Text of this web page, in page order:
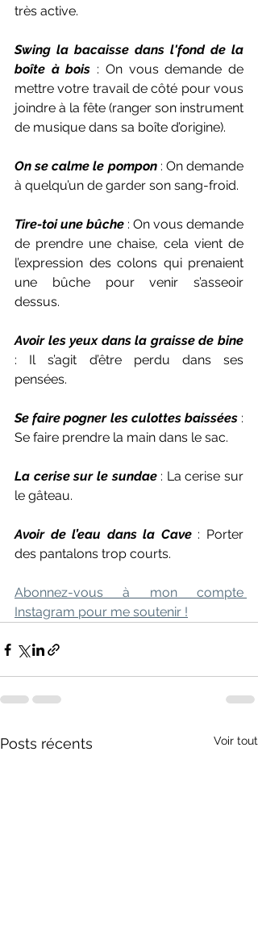
très active.
Swing la bacaisse dans l'fond de la
boîte à bois : On vous demande de
mettre votre travail de côté pour vous
joindre à la fête (ranger son instrument
de musique dans sa boîte d’origine).
On se calme le pompon : On demande
à quelqu’un de garder son sang-froid.
Tire-toi une bûche : On vous demande
de prendre une chaise, cela vient de
l’expression des colons qui prenaient
une bûche pour venir s’asseoir
dessus.
Avoir les yeux dans la graisse de bine
: Il s’agit d’être perdu dans ses
pensées.
Se faire pogner les culottes baissées :
Se faire prendre la main dans le sac.
La cerise sur le sundae : La cerise sur
le gâteau.
Avoir de l’eau dans la Cave : Porter
des pantalons trop courts.
Abonnez-vous à mon compte
Instagram pour me soutenir !
Posts récents Voir tout